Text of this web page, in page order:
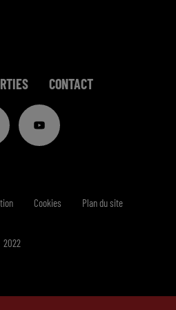
CONTACT
Cookies Plan du site
2022